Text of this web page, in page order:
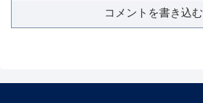
コメントを書き込む